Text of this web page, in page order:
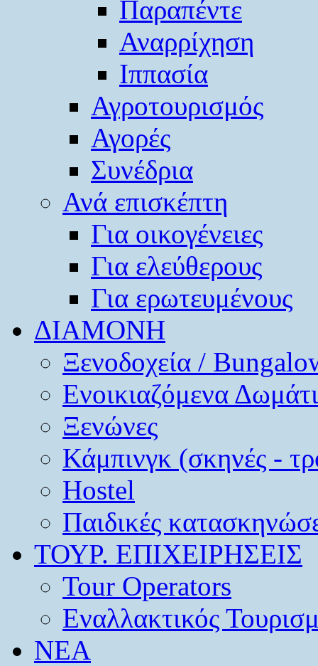
Παραπέντε
Αναρρίχηση
Ιππασία
Αγροτουρισμός
Αγορές
Συνέδρια
Ανά επισκέπτη
Για οικογένειες
Για ελεύθερους
Για ερωτευμένους
ΔΙΑΜΟΝΗ
Ξενοδοχεία /
Ενοικιαζόμενα
Ξενώνες
Κάμπινγκ (σκηνές -
Hostel
Παιδικές
ΤΟΥΡ. ΕΠΙΧΕΙΡΗΣΕΙΣ
Tour Operators
Εναλλακτικός
ΝΕΑ